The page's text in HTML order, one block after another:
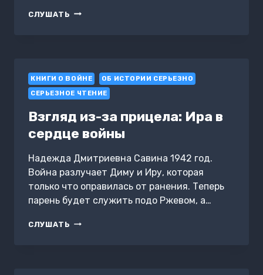
СЛУШАТЬ НЕПРОЖИТАЯ
КНИГИ О ВОЙНЕ
ОБ ИСТОРИИ СЕРЬЕЗНО
СЕРЬЕЗНОЕ ЧТЕНИЕ
Взгляд из-за прицела: Ира в
сердце войны
Надежда Дмитриевна Савина 1942 год.
Война разлучает Диму и Иру, которая
только что оправилась от ранения. Теперь
парень будет служить подо Ржевом, а…
СЛУШАТЬ ВЗГЛЯД